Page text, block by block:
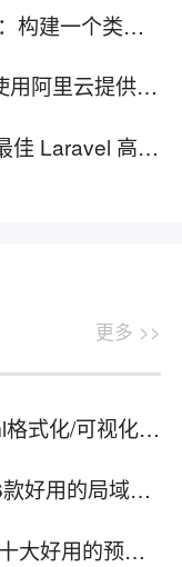
的 Web 应用
及文件存储服务（OSS）
开发环境搭建教程
更多 >>
/可视化在线工具
网即时通讯软件
预算管理软件